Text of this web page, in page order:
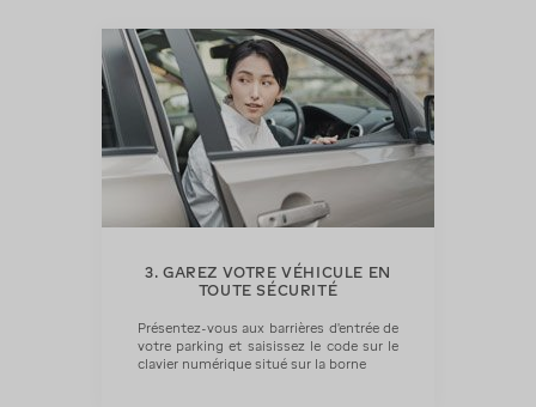
3. GAREZ VOTRE VÉHICULE EN
TOUTE SÉCURITÉ
Présentez-vous aux barrières d'entrée de
votre parking et saisissez le code sur le
clavier numérique situé sur la borne